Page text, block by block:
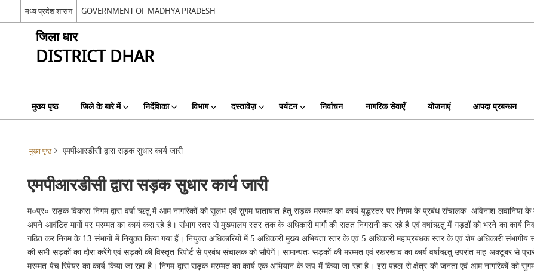
मध्य प्रदेश शासन GOVERNMENT OF MADHYA PRADESH
जिला धार
DISTRICT DHAR
मुख्य पृष्ठ जिले के बारे में निर्देशिका विभाग दस्तावेज़ पर्यटन निर्वाचन नागरिक सेवाएँ योजनाएं आपदा प्रबन्धन
मुख्य पृष्ठ एमपीआरडीसी द्वारा सड़क सुधार कार्य जारी
एमपीआरडीसी द्वारा सड़क सुधार कार्य जारी
म०प्र० सड़क विकास निगम द्वारा वर्षा ऋतु में आम नागरिकों को सुलभ एवं सुगम यातायात हेतु सड़क मरम्मत का कार्य युद्धस्तर पर निगम के प्रबंध संचालक अविनाश लवानिया
अपने आवंटित मार्गो पर मरम्मत का कार्य करा रहे है। संभाग स्तर से मुख्यालय स्तर तक के अधिकारी मार्गो की सतत निगरानी कर रहे है एवं वर्षाऋतु में गड्ढों को भरने का कार्य
गठित कर निगम के 13 संभागों में नियुक्त किया गया हैं। नियुक्त अधिकारियों में 5 अधिकारी मुख्य अभियंता स्तर के एवं 5 अधिकारी महाप्रबंधक स्तर के एवं शेष अधिकारी
की सभी सड़कों का दौरा करेंगे एवं सड़कों की विस्तृत रिपोर्ट से प्रबंध संचालक को सौपेगें। सामान्यतः सड़कों की मरम्मत एवं रखरखाव का कार्य वर्षाऋतु उपरांत माह अक्टूबर से
मरम्मत पेच रिपेयर का कार्य किया जा रहा है। निगम द्वारा सड़क मरम्मत का कार्य एक अभियान के रूप में किया जा रहा है। इस पहल से क्षेत्र की जनता एवं आम नागरिकों को